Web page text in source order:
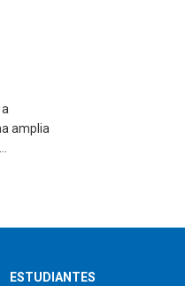
amplia
ESTUDIANTES